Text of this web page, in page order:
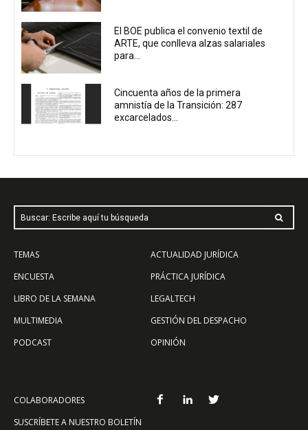
El BOE publica el convenio textil de
ARTE, que conlleva alzas salariales
para...
Cincuenta años de la primera
amnistía de la Transición: 287
excarcelados...
Buscar: Escribe aquí tu búsqueda
TEMAS
ENCUESTA
LIBRO DE LA SEMANA
MULTIMEDIA
PODCAST
ACTUALIDAD JURÍDICA
PRÁCTICA JURÍDICA
LEGALTECH
GESTIÓN DEL DESPACHO
OPINIÓN
COLABORADORES
SUSCRÍBETE A NUESTRO BOLETÍN